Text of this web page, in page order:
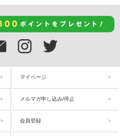
マイページ
メルマガ申し込み/停止
会員登録